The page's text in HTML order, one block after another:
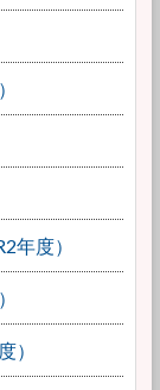
年度）
）